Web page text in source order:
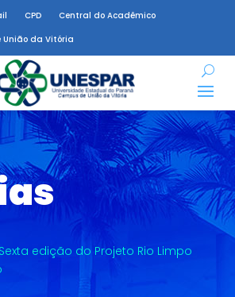
CPD
Central do Acadêmico
União da Vitória
Sexta edição do Projeto Rio Limpo